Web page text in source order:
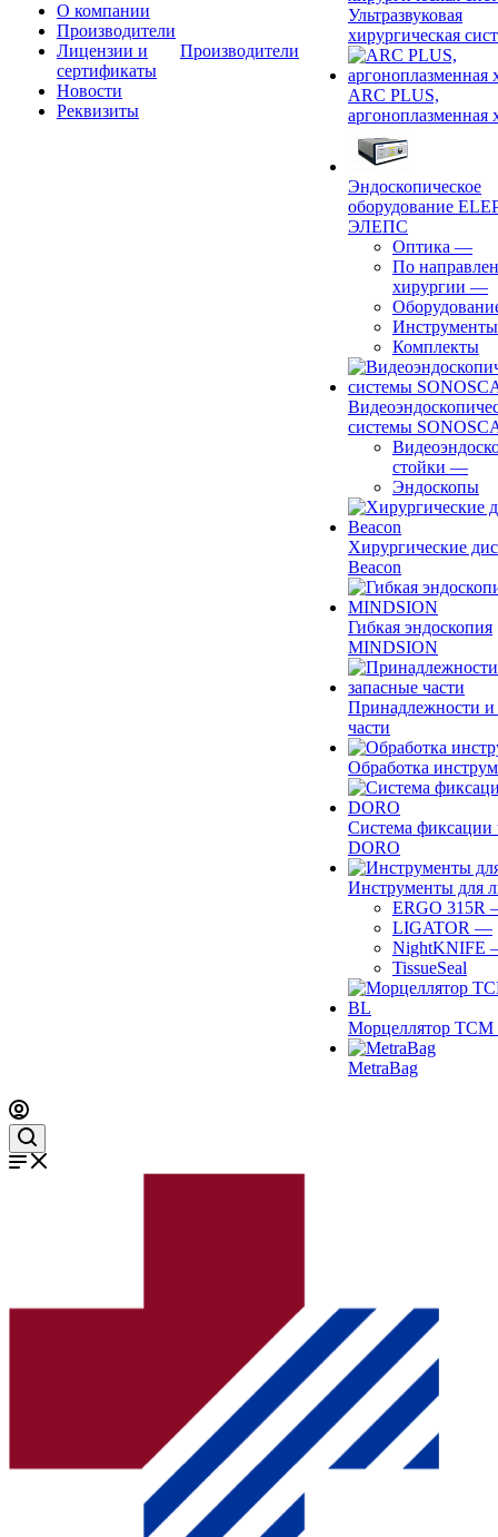
О компании
Производители
Лицензии и
сертификаты
Новости
Реквизиты
Производители
Ультразвуковая
хирургическая
ARC PLUS,
аргоноплазменная
Эндоскопическое
оборудование
ЭЛЕПС
Оптика —
По
хирургии —
Инструменты
Комплекты
системы
стойки —
Эндоскопы
Хирургические
Beacon
Гибкая эндоскопия
MINDSION
Принадлежности и
части
Обработка
Система фиксации
DORO
Инструменты для
ERGO 315R
LIGATOR —
NightKNIFE
TissueSeal
Морцеллятор ТСМ
MetraBag